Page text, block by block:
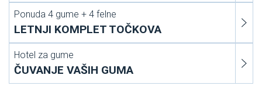
Ponuda 4 gume + 4 felne
LETNJI KOMPLET TOČKOVA
Hotel za gume
ČUVANJE VAŠIH GUMA